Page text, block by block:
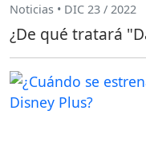
Noticias • DIC 23 / 2022
¿De qué tratará